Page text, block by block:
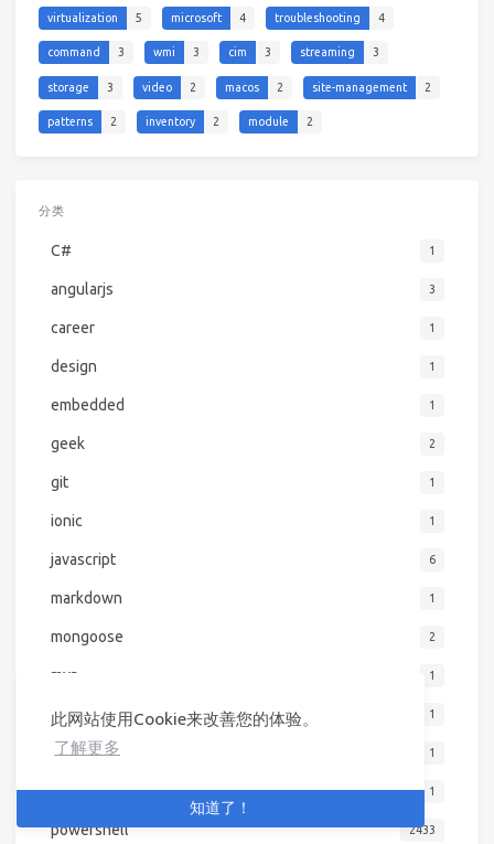
此网站使用Cookie来改善您的体验。
了解更多
知道了！
virtualization 5 microsoft 4 troubleshooting 4
command 3 wmi 3 cim 3 streaming 3
storage 3 video 2 macos 2 site-management 2
patterns 2 inventory 2 module 2
分类
C# 1
angularjs 3
career 1
design 1
embedded 1
geek 2
git 1
ionic 1
javascript 6
markdown 1
mongoose 2
mvp 1
network 1
node.js 1
nodejs 1
powershell 2433